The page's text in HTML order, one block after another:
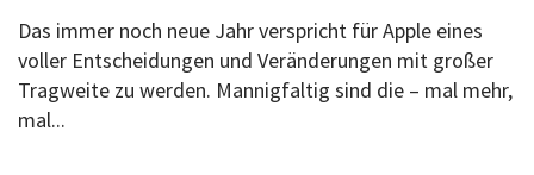
Das immer noch neue Jahr verspricht für Apple eines
voller Entscheidungen und Veränderungen mit großer
Tragweite zu werden. Mannigfaltig sind die – mal mehr,
mal...